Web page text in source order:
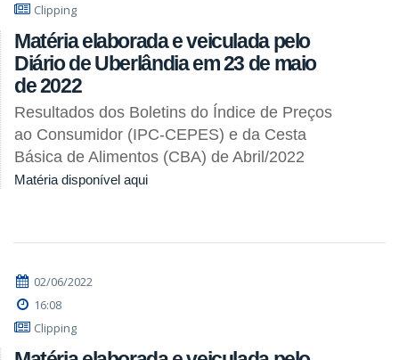
Clipping
Matéria elaborada e veiculada pelo
Diário de Uberlândia em 23 de maio
de 2022
Resultados dos Boletins do Índice de Preços
ao Consumidor (IPC-CEPES) e da Cesta
Básica de Alimentos (CBA) de Abril/2022
Matéria disponível aqui
02/06/2022
16:08
Clipping